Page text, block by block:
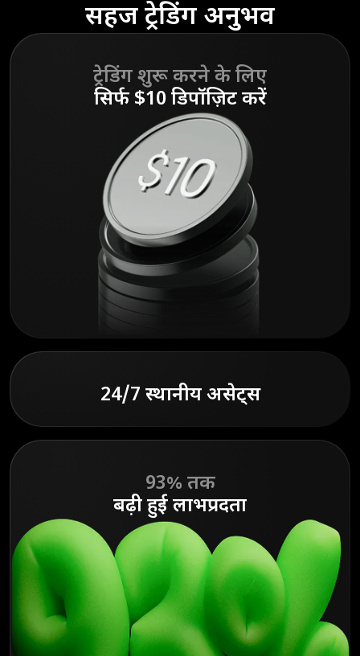
सहज ट्रेडिंग अनुभव
ट्रेडिंग शुरू करने के लिए
सिर्फ $10 डिपॉज़िट करें
24/7 स्थानीय असेट्स
93% तक
बढ़ी हुई लाभप्रदता